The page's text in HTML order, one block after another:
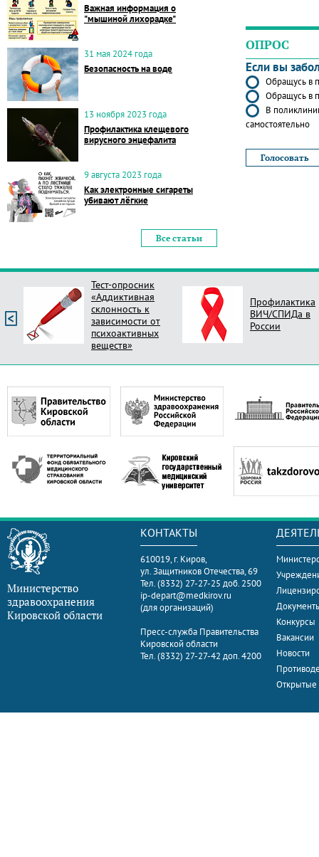
Важная информация о
"мышиной лихорадке"
31 мая 2024 года
Безопасность на воде
13 ноября 2023 года
Профилактика клещевого
вирусного энцефалита
9 августа 2023 года
Как электронные сигареты
убивают лёгкие
Все статьи
ОПРОС
Если вы
Обращусь в
Обращусь в
В
самостоятельно
Тест-опросник
«Аддиктивная
склонность к
зависимости от
психоактивных
веществ»
Профилактика
ВИЧ/СПИДа в
России
Министерство
здравоохранения
Кировской области
КОНТАКТЫ
610019, г. Киров,
ул. Защитников Отечества, 69
Тел. (8332) 27-27-25 доб. 2500
ip-depart@medkirov.ru
(для организаций)
Пресс-служба Правительства
Кировской области
Тел. (8332) 27-27-42 доп. 4200
Конкурсы
Вакансии
Новости